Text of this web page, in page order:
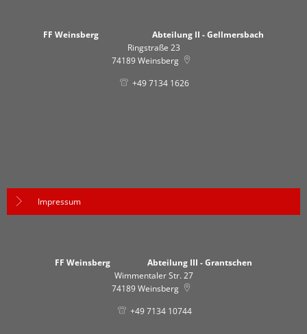
FF Weinsberg Abteilung II - Gellmersbach
Ringstraße 23
74189Weinsberg
+49 7134 1626
Impressum
FF Weinsberg Abteilung III - Grantschen
Wimmentaler Str. 27
74189Weinsberg
+49 7134 10744